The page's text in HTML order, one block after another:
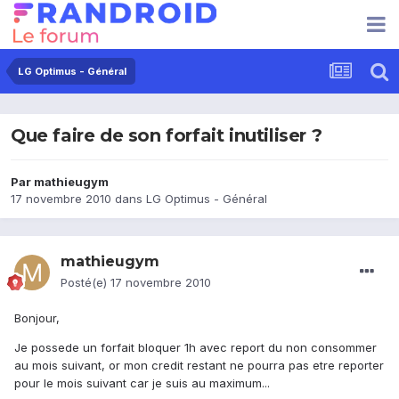
LG Optimus - Général
Que faire de son forfait inutiliser ?
Par mathieugym
17 novembre 2010 dans LG Optimus - Général
mathieugym
Posté(e) 17 novembre 2010
Bonjour,
Je possede un forfait bloquer 1h avec report du non consommer
au mois suivant, or mon credit restant ne pourra pas etre reporter
pour le mois suivant car je suis au maximum...